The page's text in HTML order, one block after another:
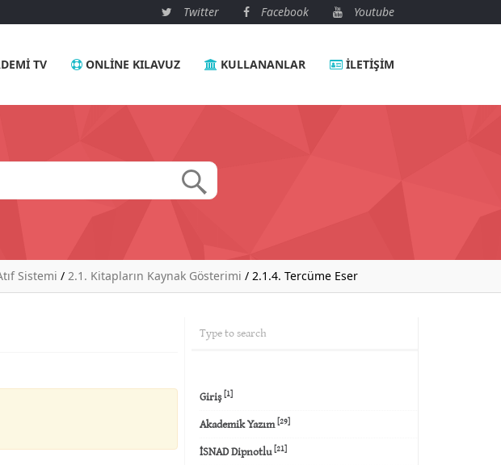
Twitter Facebook Youtube
TV ONLINE KILAVUZ KULLANANLAR İLETIŞIM
Sistemi / 2.1. Kitapların Kaynak Gösterimi / 2.1.4. Tercüme Eser
Giriş[1]
Akademik Yazım[29]
İSNAD Dipnotlu[21]